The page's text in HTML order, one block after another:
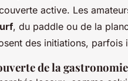
active. Les
, du paddle ou de la
des initiations, parfois
de la